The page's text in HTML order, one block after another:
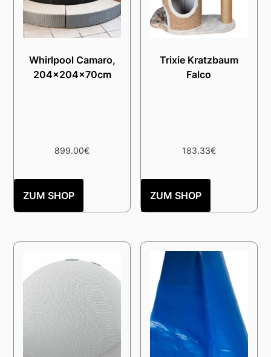
Whirlpool Camaro,
204x204x70cm
899.00€
ZUM SHOP
Trixie Kratzbaum
Falco
183.33€
ZUM SHOP